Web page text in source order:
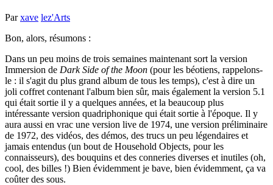
Parxave lez'Arts
Bon, alors, résumons :
Dans un peu moins de trois semaines maintenant sort la version
Immersion de Dark Side of the Moon (pour les béotiens, rappelons-
le : il s'agit du plus grand album de tous les temps), c'est à dire un
joli coffret contenant l'album bien sûr, mais également la version 5.1
qui était sortie il y a quelques années, et la beaucoup plus
intéressante version quadriphonique qui était sortie à l'époque. Il y
aura aussi en vrac une version live de 1974, une version préliminaire
de 1972, des vidéos, des démos, des trucs un peu légendaires et
jamais entendus (un bout de Household Objects, pour les
connaisseurs), des bouquins et des conneries diverses et inutiles (oh,
cool, des billes !) Bien évidemment je bave, bien évidemment, ça va
coûter des sous.